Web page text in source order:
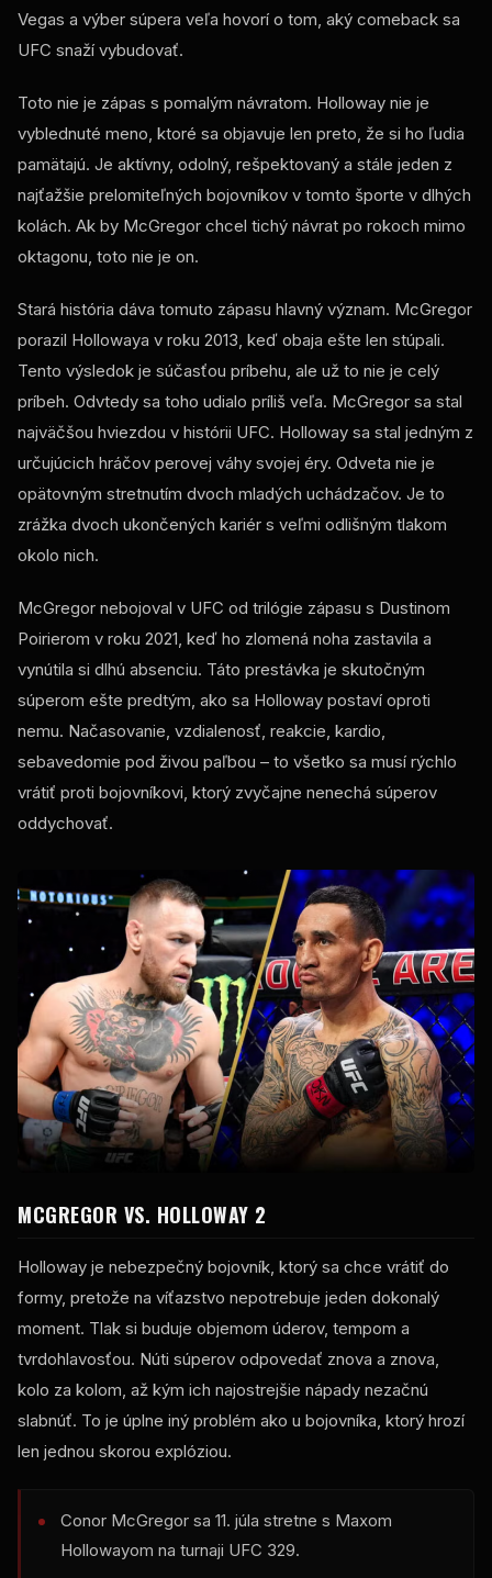
Vegas a výber súpera veľa hovorí o tom, aký comeback sa
UFC snaží vybudovať.
Toto nie je zápas s pomalým návratom. Holloway nie je
vyblednuté meno, ktoré sa objavuje len preto, že si ho ľudia
pamätajú. Je aktívny, odolný, rešpektovaný a stále jeden z
najťažšie prelomiteľných bojovníkov v tomto športe v dlhých
kolách. Ak by McGregor chcel tichý návrat po rokoch mimo
oktagonu, toto nie je on.
Stará história dáva tomuto zápasu hlavný význam. McGregor
porazil Hollowaya v roku 2013, keď obaja ešte len stúpali.
Tento výsledok je súčasťou príbehu, ale už to nie je celý
príbeh. Odvtedy sa toho udialo príliš veľa. McGregor sa stal
najväčšou hviezdou v histórii UFC. Holloway sa stal jedným z
určujúcich hráčov perovej váhy svojej éry. Odveta nie je
opätovným stretnutím dvoch mladých uchádzačov. Je to
zrážka dvoch ukončených kariér s veľmi odlišným tlakom
okolo nich.
McGregor nebojoval v UFC od trilógie zápasu s Dustinom
Poirierom v roku 2021, keď ho zlomená noha zastavila a
vynútila si dlhú absenciu. Táto prestávka je skutočným
súperom ešte predtým, ako sa Holloway postaví oproti
nemu. Načasovanie, vzdialenosť, reakcie, kardio,
sebavedomie pod živou paľbou – to všetko sa musí rýchlo
vrátiť proti bojovníkovi, ktorý zvyčajne nenechá súperov
oddychovať.
MCGREGOR VS. HOLLOWAY 2
Holloway je nebezpečný bojovník, ktorý sa chce vrátiť do
formy, pretože na víťazstvo nepotrebuje jeden dokonalý
moment. Tlak si buduje objemom úderov, tempom a
tvrdohlavosťou. Núti súperov odpovedať znova a znova,
kolo za kolom, až kým ich najostrejšie nápady nezačnú
slabnúť. To je úplne iný problém ako u bojovníka, ktorý hrozí
len jednou skorou explóziou.
Conor McGregor sa 11. júla stretne s Maxom
Hollowayom na turnaji UFC 329.